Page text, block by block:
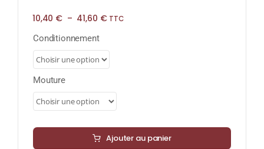
10,40 € – 41,60 €Plage
à
TTC
Conditionnement
Mouture
Ajouter au panier